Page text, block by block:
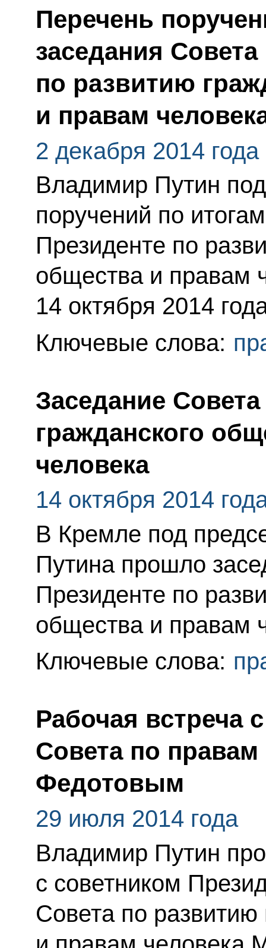
Перечень
заседания
по развитию
и правам
2 декабря 2014 года
Владимир Путин
поручений по
Президенте по
общества и правам
14 октября 2014
Ключевые слова:
Заседание
гражданского
человека
14 октября 2014
В Кремле под
Путина прошло
Президенте по
общества и правам
Ключевые слова:
Рабочая встреча
Совета по
Федотовым
29 июля 2014 года
Владимир Путин
с советником
Совета по развитию